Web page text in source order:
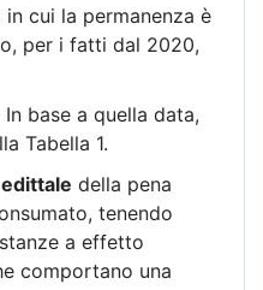
cui la permanenza è
per i fatti dal 2020,
In base a quella data,
Tabella 1.
della pena
tenendo
a effetto
comportano una